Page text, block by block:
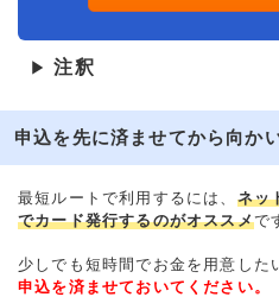
▶ 注釈
申込を先に済ませてから向か
最短ルートで利用するには、 ネッ
でカード発行するのがオススメで
少しでも短時間でお金を用意した
申込を済ませておいてください。